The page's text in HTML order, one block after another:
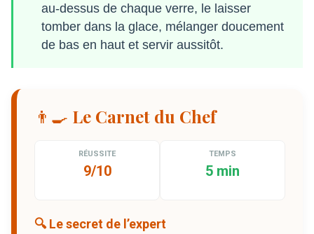
au-dessus de chaque verre, le laisser
tomber dans la glace, mélanger doucement
de bas en haut et servir aussitôt.
👨‍🍳 Le Carnet du Chef
RÉUSSITE
9/10
TEMPS
5 min
🔍 Le secret de l’expert